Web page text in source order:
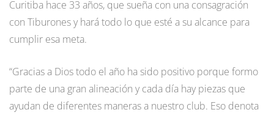
Curitiba hace 33 años, que sueña con una consagración
con Tiburones y hará todo lo que esté a su alcance para
cumplir esa meta.
“Gracias a Dios todo el año ha sido positivo porque formo
parte de una gran alineación y cada día hay piezas que
ayudan de diferentes maneras a nuestro club. Eso denota